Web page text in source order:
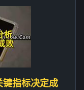
指标决定成